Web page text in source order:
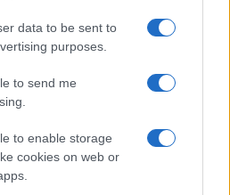
data to be sent to
purposes.
to send me
to enable storage
cookies on web or
hangzottak el.
egy nagy sikerű filmzene
dupla koncert, hiszen a főpróba is
kicsit féltünk a mostanitól,
benne, hogy szabad-e ilyen
nagyszabású hangversennyel